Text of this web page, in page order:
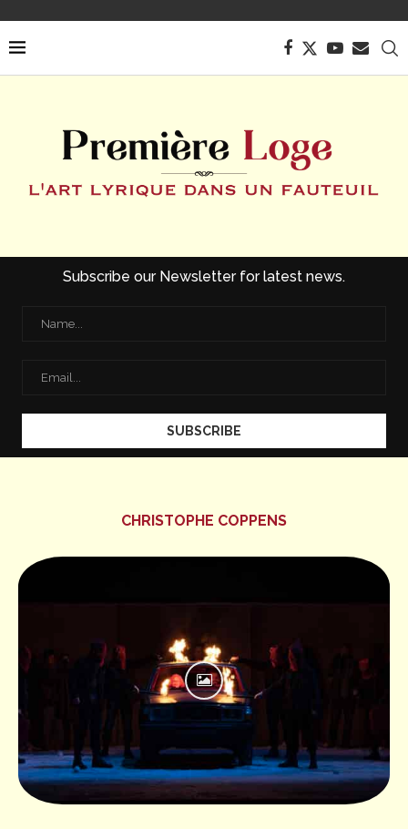
Subscribe our Newsletter for latest news.
CHRISTOPHE COPPENS